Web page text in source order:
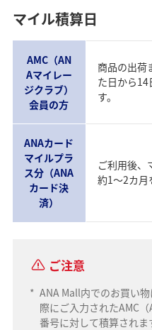
マイル積算日
AMC（AN
Aマイレー
ジクラブ）
会員の方
商品の出荷
た日から14
す。
ANAカード
マイルプラ
ス分（ANA
カード決
済）
ご利用後、
約1～2カ月
ご注意
* ANA Mall内でのお買い
際にご入力されたAMC
番号に対して積算されま